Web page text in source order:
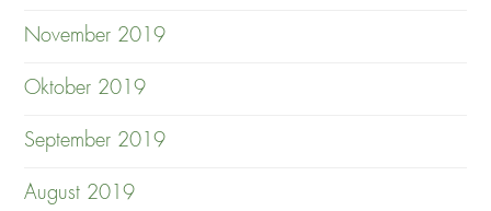
November 2019
Oktober 2019
September 2019
August 2019